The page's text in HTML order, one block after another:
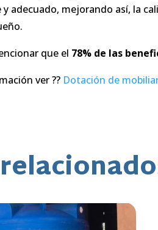
adecuado, mejorando así, la
que el 78% de las
ver ?? Dotación de